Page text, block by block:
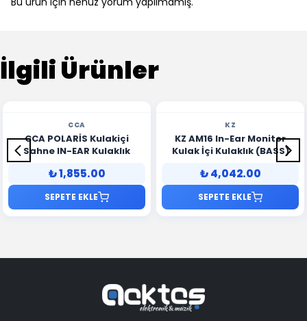
İlgili Ürünler
CCA
CCA POLARİS Kulakiçi
Sahne IN-EAR Kulaklık
₺ 1,855.00
SEPETE EKLE
KZ
KZ AM16 In-Ear Monitor
Kulak İçi Kulaklık (BASS)
₺ 4,042.00
SEPETE EKLE